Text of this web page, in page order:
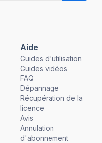
Aide
Guides d'utilisation
Guides vidéos
FAQ
Dépannage
Récupération de la
licence
Avis
Annulation
d'abonnement